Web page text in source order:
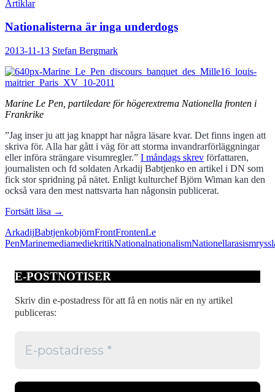
Artiklar
Nationalisterna är inga underdogs
2013-11-13 Stefan Bergmark
Marine Le Pen, partiledare för högerextrema Nationella fronten i
Frankrike
”Jag inser ju att jag knappt har några läsare kvar. Det finns ingen att
skriva för. Alla har gått i väg för att storma invandrarförläggningar
eller införa strängare visumregler.” I måndags skrev författaren,
journalisten och fd soldaten Arkadij Babtjenko en artikel i DN som
fick stor spridning på nätet. Enligt kulturchef Björn Wiman kan den
också vara den mest nattsvarta han någonsin publicerat.
Fortsätt läsa Nationalisterna
inga
underdogs
→
ArkadijBabtjenkobjörnFrontFrontenLe
PenMarinemediamediekritikNationalnationalismNationellarasism
E-POSTNOTISER
Skriv din e-postadress för att få en notis när en ny artikel
publiceras: